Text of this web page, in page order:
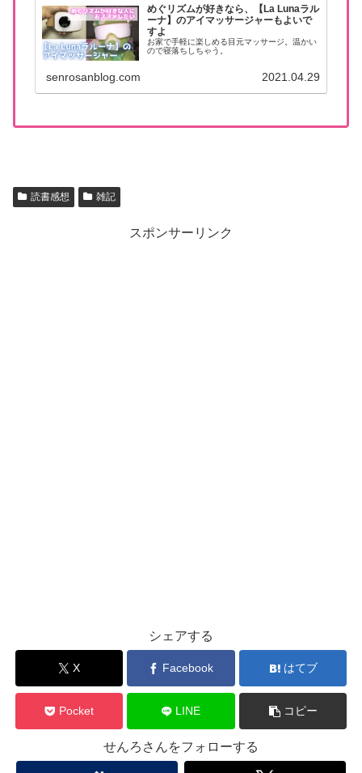
めぐリズムが好きなら、【La Lunaラル
ーナ】のアイマッサージャーもよいで
すよ
お家で手軽に楽しめる目元マッサージ。温かい
ので寝落ちしちゃう。
senrosanblog.com 2021.04.29
読書感想 雑記
スポンサーリンク
シェアする
X Facebook はてブ
Pocket LINE コピー
せんろさんをフォローする